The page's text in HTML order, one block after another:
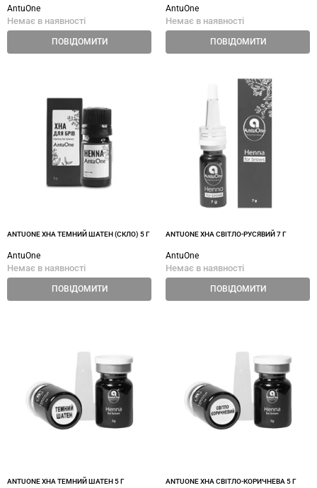
AntuOne
Немає в наявності
ПОВІДОМИТИ
AntuOne
Немає в наявності
ПОВІДОМИТИ
ANTUONE ХНА ТЕМНИЙ ШАТЕН (СКЛО) 5 Г
AntuOne
Немає в наявності
ПОВІДОМИТИ
ANTUONE ХНА СВІТЛО-РУСЯВИЙ 7 Г
AntuOne
Немає в наявності
ПОВІДОМИТИ
ANTUONE ХНА ТЕМНИЙ ШАТЕН 5 Г ANTUONE ХНА СВІТЛО-КОРИЧНЕВА 5 Г